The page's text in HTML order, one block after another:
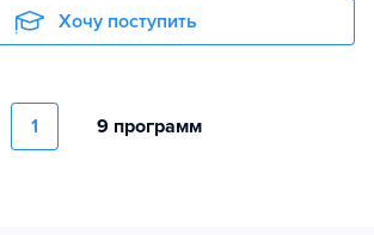
Хочу поступить
1 9 программ